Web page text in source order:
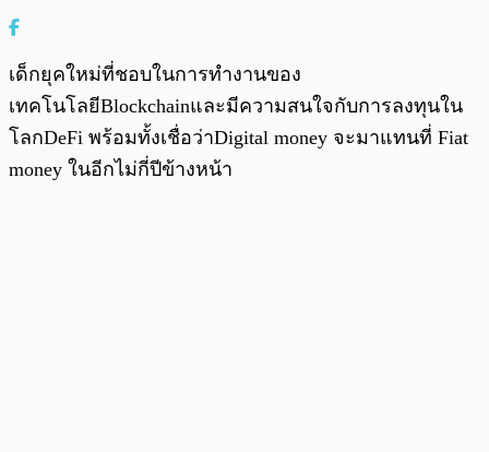
เด็กยุคใหม่ที่ชอบในการทำงานของ
เทคโนโลยีBlockchainและมีความสนใจกับการลงทุนใน
โลกDeFi พร้อมทั้งเชื่อว่าDigital money จะมาแทนที่ Fiat
money ในอีกไม่กี่ปีข้างหน้า